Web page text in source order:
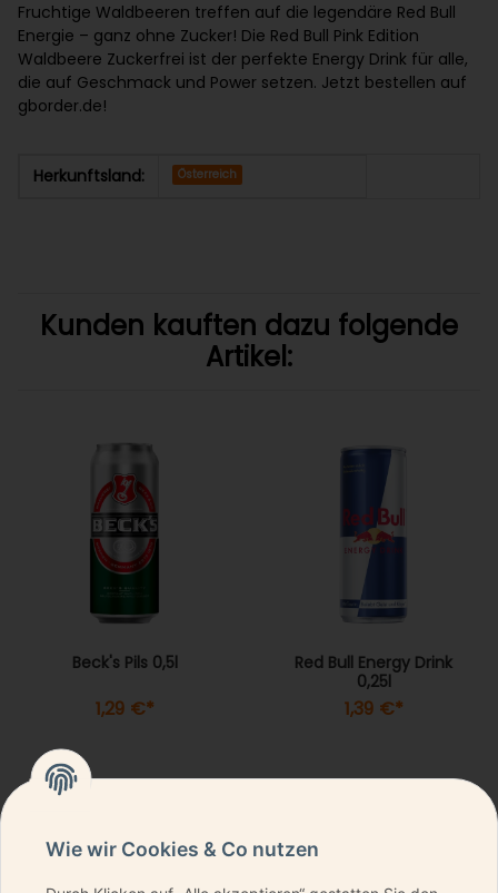
Fruchtige Waldbeeren treffen auf die legendäre Red Bull
Energie – ganz ohne Zucker! Die Red Bull Pink Edition
Waldbeere Zuckerfrei ist der perfekte Energy Drink für alle,
die auf Geschmack und Power setzen. Jetzt bestellen auf
gborder.de!
Herkunftsland: Österreich
Kunden kauften dazu folgende
Artikel:
Beck's Pils 0,5l
1,29 €*
Red Bull Energy Drink
0,25l
1,39 €*
Wie wir Cookies & Co nutzen